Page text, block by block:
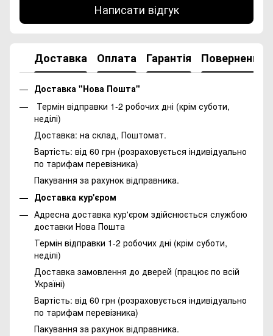
Написати відгук
Доставка Оплата Гарантія Повернення
Доставка "Нова Пошта"
Термін відправки 1-2 робочих дні (крім суботи,
неділі)
Доставка: на склад, Поштомат.
Вартість: від 60 грн (розраховується індивідуально
по тарифам перевізника)
Пакування за рахунок відправника.
Доставка кур'єром
Адресна доставка кур'єром здійснюється службою
доставки Нова Пошта
Термін відправки 1-2 робочих дні (крім суботи,
неділі)
Доставка замовлення до дверей (працює по всій
Україні)
Вартість: від 60 грн (розраховується індивідуально
по тарифам перевізника)
Пакування за рахунок відправника.